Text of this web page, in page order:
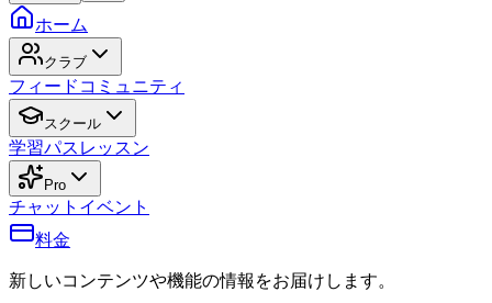
ホーム
クラブ
フィード コミュニティ
スクール
学習パス レッスン
Pro
チャット イベント
料金
新しいコンテンツや機能の情報をお届けします。